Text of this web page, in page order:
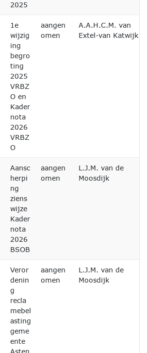
2025
1e
wijzig
ing
begro
ting
2025
VRBZ
O en
Kader
nota
2026
VRBZ
O
aangen
omen
A.A.H.C.M. van
Extel-van Katwijk
Aansc
herpi
ng
ziens
wijze
Kader
nota
2026
BSOB
aangen
omen
L.J.M. van de
Moosdijk
Veror
denin
g
recla
mebel
asting
geme
ente
Asten
aangen
omen
L.J.M. van de
Moosdijk